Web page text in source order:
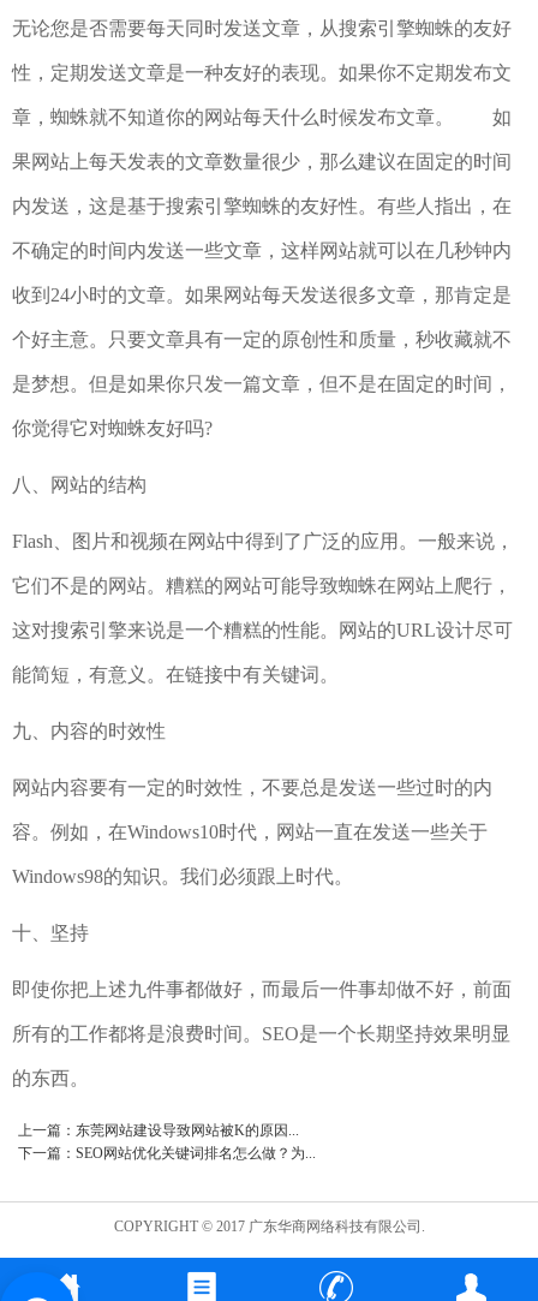
无论您是否需要每天同时发送文章，从搜索引擎蜘蛛的友好
性，定期发送文章是一种友好的表现。如果你不定期发布文
章，蜘蛛就不知道你的网站每天什么时候发布文章。 如
果网站上每天发表的文章数量很少，那么建议在固定的时间
内发送，这是基于搜索引擎蜘蛛的友好性。有些人指出，在
不确定的时间内发送一些文章，这样网站就可以在几秒钟内
收到24小时的文章。如果网站每天发送很多文章，那肯定是
个好主意。只要文章具有一定的原创性和质量，秒收藏就不
是梦想。但是如果你只发一篇文章，但不是在固定的时间，
你觉得它对蜘蛛友好吗?
八、网站的结构
Flash、图片和视频在网站中得到了广泛的应用。一般来说，
它们不是的网站。糟糕的网站可能导致蜘蛛在网站上爬行，
这对搜索引擎来说是一个糟糕的性能。网站的URL设计尽可
能简短，有意义。在链接中有关键词。
九、内容的时效性
网站内容要有一定的时效性，不要总是发送一些过时的内
容。例如，在Windows10时代，网站一直在发送一些关于
Windows98的知识。我们必须跟上时代。
十、坚持
即使你把上述九件事都做好，而最后一件事却做不好，前面
所有的工作都将是浪费时间。SEO是一个长期坚持效果明显
的东西。
上一篇： 东莞网站建设导致网站被K的原因...
下一篇： SEO网站优化关键词排名怎么做？为...
COPYRIGHT © 2017 广东华商网络科技有限公司.